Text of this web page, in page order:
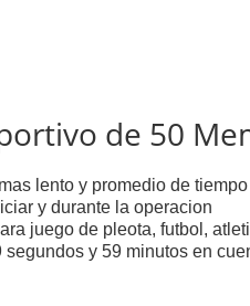
de 50
lento y promedio de tiempo
y durante la operacion
juego de pleota, futbol,
segundos y 59 minutos en